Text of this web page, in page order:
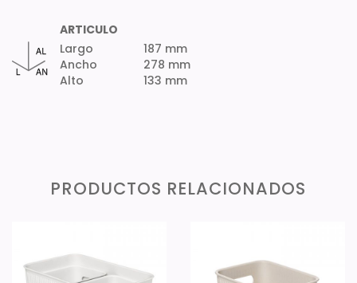
ARTICULO
Largo
Ancho
Alto
187 mm
278 mm
133 mm
PRODUCTOS RELACIONADOS